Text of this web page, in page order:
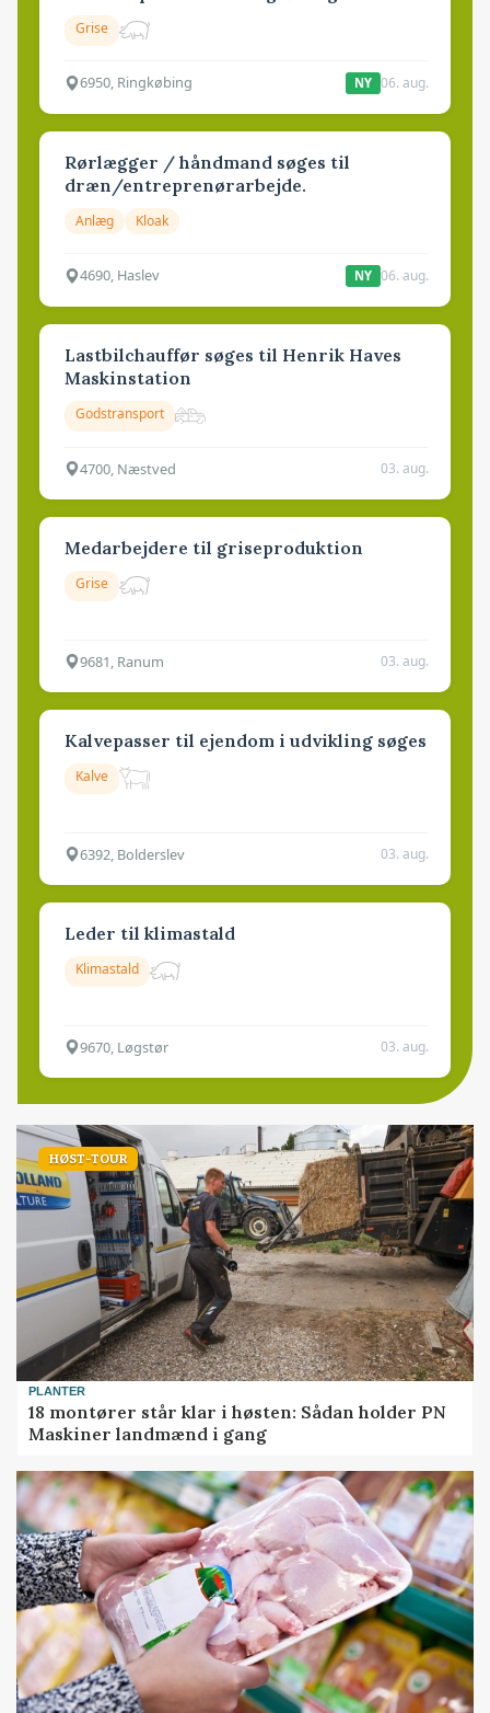
Grise
6950, Ringkøbing NY 06. aug.
Rørlægger / håndmand søges til
dræn/entreprenørarbejde.
Anlæg Kloak
4690, Haslev NY 06. aug.
Lastbilchauffør søges til Henrik Haves
Maskinstation
Godstransport
4700, Næstved 03. aug.
Medarbejdere til griseproduktion
Grise
9681, Ranum 03. aug.
Kalvepasser til ejendom i udvikling søges
Kalve
6392, Bolderslev 03. aug.
Leder til klimastald
Klimastald
9670, Løgstør 03. aug.
HØST-TOUR
PLANTER
18 montører står klar i høsten: Sådan holder PN
Maskiner landmænd i gang